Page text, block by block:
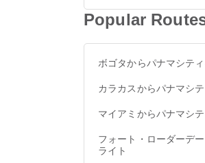
Popular
ボゴタからパナマシテ
カラカスからパナマシ
マイアミからパナマシ
フォート・ローダーデ
ライト